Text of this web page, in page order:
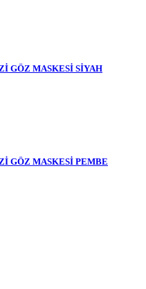
GÖZ MASKESİ SİYAH
GÖZ MASKESİ PEMBE